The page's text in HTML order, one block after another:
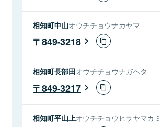
相知町中山オウチチョウナカヤマ
849-3218
相知町長部田オウチチョウナガヘタ
849-3217
相知町平山上オウチチョウヒラヤマカミ